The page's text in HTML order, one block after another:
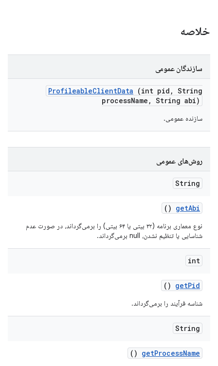
خلاصه
سازندگان عمومی
ProfileableClientData (int pid , String
processName , String abi)
سازنده عمومی.
روش‌های عمومی
String
getAbi
()
نوع معماری برنامه (۳۲ بیتی یا ۶۴ بیتی) را برمی‌گرداند، در صورت عدم
شناسایی یا تنظیم نشدن، null برمی‌گرداند.
int
getPid
()
شناسه فرآیند را برمی‌گرداند.
String
getProcessName
()